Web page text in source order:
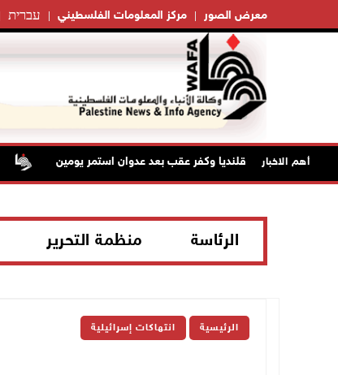
עברית مركز المعلومات الفلسطيني معرض الصور
أهم الاخبار
من مخيم قلنديا وكفر عقب بعد عدوان استمر يومين
الرئاسة منظمة التحرير
الرئيسية انتهاكات إسرائيلية